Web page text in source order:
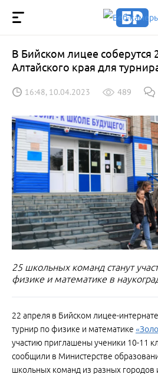
В Бийском лицее соберутся
Алтайского края для
16:48, 10.04.2023 489
25 школьных команд станут
физике и математике в
22 апреля в Бийском лицее-
турнир по физике и математике
участию приглашены ученики 10-11
сообщили в Министерстве
школьных команд из разных городов